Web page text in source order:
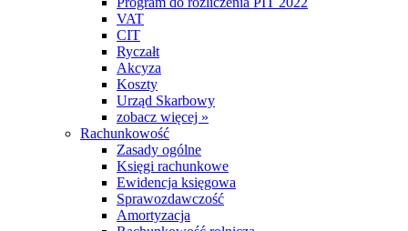
VAT
CIT
Ryczałt
Akcyza
Koszty
Urząd Skarbowy
zobacz więcej »
Rachunkowość
Zasady ogólne
Księgi rachunkowe
Ewidencja księgowa
Sprawozdawczość
Amortyzacja